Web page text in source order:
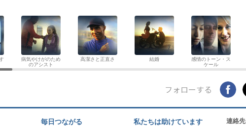
病気やけがのため
のアシスト
高潔さと正直さ 結婚
感情のトーン・ス
ケール
フォローする
毎日つながる 私たちは助けています
連絡先